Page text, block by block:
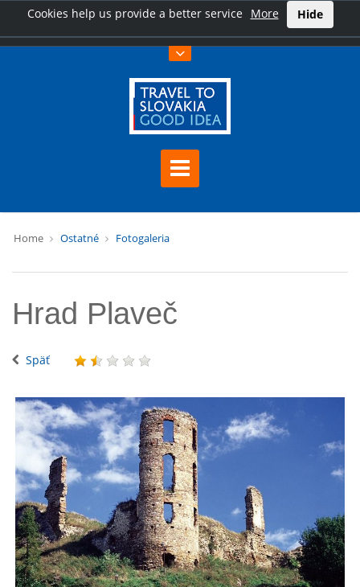
Cookies help us provide a better service More Hide
Home Ostatné Fotogaleria
Hrad Plaveč
Späť